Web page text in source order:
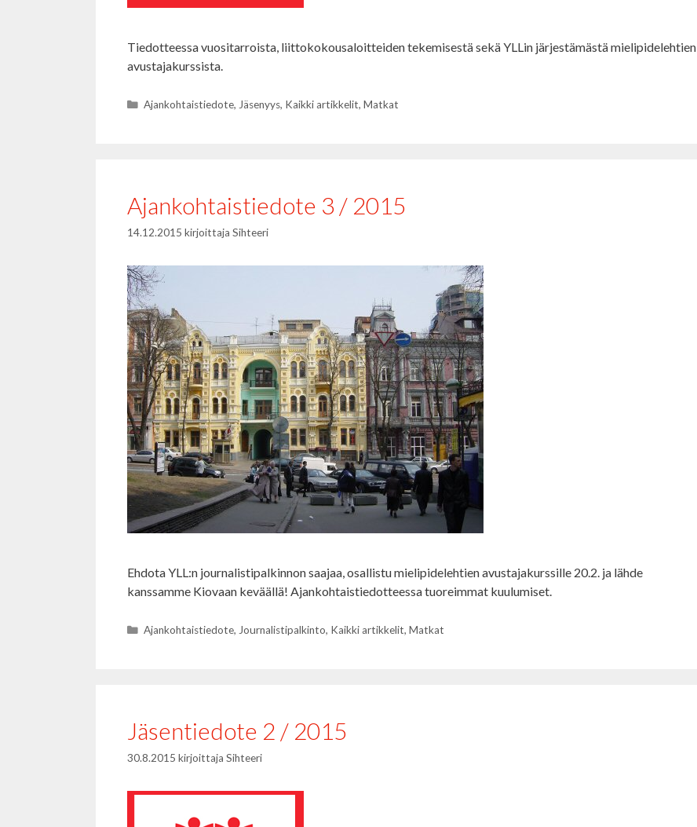
Tiedotteessa vuositarroista, liittokokousaloitteiden tekemisestä sekä YLLin järjestämästä mielipidelehtien
avustajakurssista.
Kategoriat
Ajankohtaistiedote,Jäsenyys, Kaikki artikkelit,Matkat
Ajankohtaistiedote 3 / 2015
14.12.2015 kirjoittaja Sihteeri
Ehdota YLL:n journalistipalkinnon saajaa, osallistu mielipidelehtien avustajakurssille 20.2. ja lähde
kanssamme Kiovaan keväällä! Ajankohtaistiedotteessa tuoreimmat kuulumiset.
Kategoriat
Ajankohtaistiedote,Journalistipalkinto, Kaikki artikkelit,Matkat
Jäsentiedote 2 / 2015
30.8.2015 kirjoittaja Sihteeri